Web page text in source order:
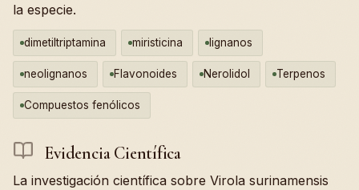
la especie.
dimetiltriptamina miristicina lignanos
neolignanos Flavonoides Nerolidol Terpenos
Compuestos fenólicos
Evidencia Científica
La investigación científica sobre Virola surinamensis